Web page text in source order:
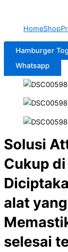
HomeShop
Hamburger
Whatsapp
Solusi
Cukup
alat
selesai